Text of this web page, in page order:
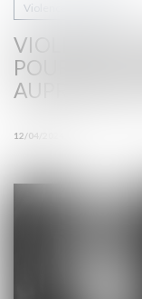
VIOLENCES
POUR VOUS
AUPRÈS DES
12/04/2024
Violences familiales